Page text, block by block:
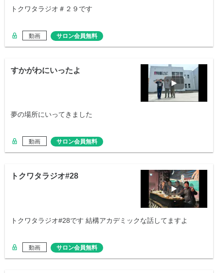
トクワタラジオ＃２９です
動画 サロン会員無料
すかがわにいったよ
夢の場所にいってきました
動画 サロン会員無料
トクワタラジオ#28
トクワタラジオ#28です 結構アカデミックな話してますよ
動画 サロン会員無料